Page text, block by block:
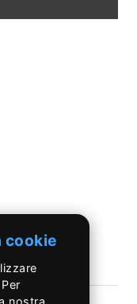
cookie
nostra